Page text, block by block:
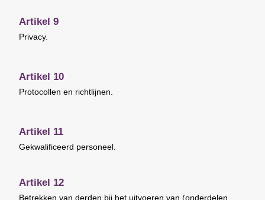
Artikel 9
Privacy.
Artikel 10
Protocollen en richtlijnen.
Artikel 11
Gekwalificeerd personeel.
Artikel 12
Betrekken van derden bij het uitvoeren van (onderdelen